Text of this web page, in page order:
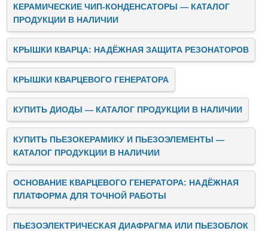
КЕРАМИЧЕСКИЕ ЧИП-КОНДЕНСАТОРЫ — КАТАЛОГ
ПРОДУКЦИИ В НАЛИЧИИ
КРЫШКИ КВАРЦА: НАДЁЖНАЯ ЗАЩИТА РЕЗОНАТОРОВ
КРЫШКИ КВАРЦЕВОГО ГЕНЕРАТОРА
КУПИТЬ ДИОДЫ — КАТАЛОГ ПРОДУКЦИИ В НАЛИЧИИ
КУПИТЬ ПЬЕЗОКЕРАМИКУ И ПЬЕЗОЭЛЕМЕНТЫ —
КАТАЛОГ ПРОДУКЦИИ В НАЛИЧИИ
ОСНОВАНИЕ КВАРЦЕВОГО ГЕНЕРАТОРА: НАДЁЖНАЯ
ПЛАТФОРМА ДЛЯ ТОЧНОЙ РАБОТЫ
ПЬЕЗОЭЛЕКТРИЧЕСКАЯ ДИАФРАГМА ИЛИ ПЬЕЗОБЛОК